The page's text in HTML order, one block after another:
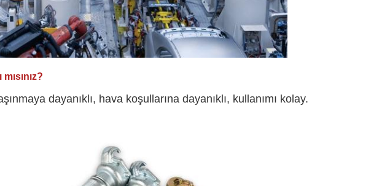
dayanıklı, hava koşullarına dayanıklı, kullanımı kolay.